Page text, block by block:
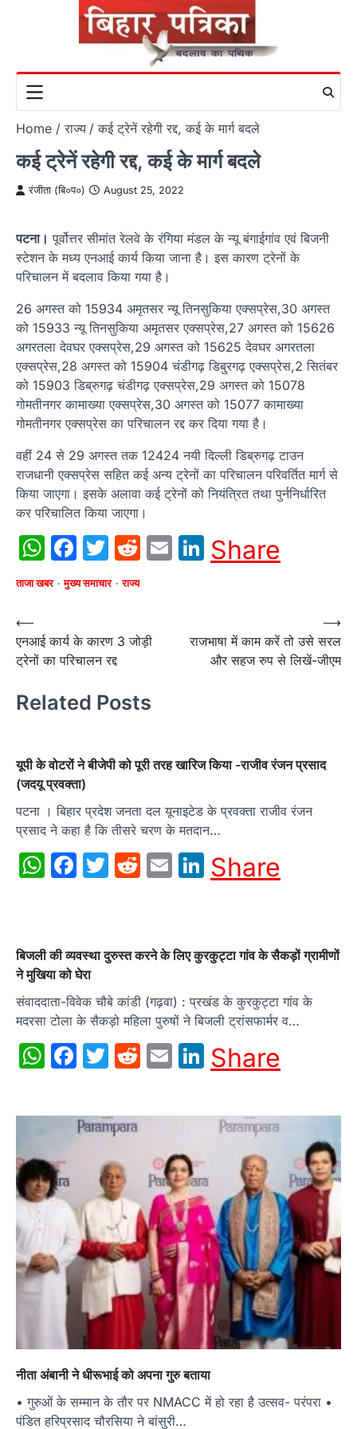
Home राज्य कई ट्रेनें रहेगी रद्द, कई के मार्ग बदले
कई ट्रेनें रहेगी रद्द, कई के मार्ग बदले
रंजीता (बि०प०) August 25, 2022
पटना। पूर्वोत्तर सीमांत रेलवे के रंगिया मंडल के न्यू बंगाईगांव एवं बिजनी
स्टेशन के मध्य एनआई कार्य किया जाना है। इस कारण ट्रेनों के
परिचालन में बदलाव किया गया है।
26 अगस्त को 15934 अमृतसर न्यू तिनसुकिया एक्सप्रेस,30 अगस्त
को 15933 न्यू तिनसुकिया अमृतसर एक्सप्रेस,27 अगस्त को 15626
अगरतला देवघर एक्सप्रेस,29 अगस्त को 15625 देवघर अगरतला
एक्सप्रेस,28 अगस्त को 15904 चंडीगढ़ डिबु्रगढ़ एक्सप्रेस,2 सितंबर
को 15903 डिब्रुगढ़ चंडीगढ़ एक्सप्रेस,29 अगस्त को 15078
गोमतीनगर कामाख्या एक्सप्रेस,30 अगस्त को 15077 कामाख्या
गोमतीनगर एक्सप्रेस का परिचालन रद्द कर दिया गया है।
वहीं 24 से 29 अगस्त तक 12424 नयी दिल्ली डिब्रुगढ़ टाउन
राजधानी एक्सप्रेस सहित कई अन्य ट्रेनों का परिचालन परिवर्तित मार्ग से
किया जाएगा। इसके अलावा कई ट्रेनों को नियंत्रित तथा पुर्ननिर्धारित
कर परिचालित किया जाएगा।
WhatsApp
Facebook
Twitter
Reddit
EmailLinkedIn
Share
ताजा खबर मुख्य समाचार राज्य
Post
navigation
⟵
एनआई कार्य के कारण 3 जोड़ी
ट्रेनों का परिचालन रद्द
राजभाषा में काम करें तो उसे सरल
और सहज रुप से लिखें-जीएम
⟶
Related Posts
यूपी के वोटरों ने बीजेपी को पूरी तरह खारिज किया -राजीव रंजन प्रसाद
(जदयू प्रवक्ता)
पटना । बिहार प्रदेश जनता दल यूनाइटेड के प्रवक्ता राजीव रंजन
प्रसाद ने कहा है कि तीसरे चरण के मतदान…
WhatsApp
Facebook
Twitter
Reddit
EmailLinkedIn
Share
बिजली की व्यवस्था दुरुस्त करने के लिए कुरकुट्टा गांव के सैकड़ों ग्रामीणों
ने मुखिया को घेरा
संवाददाता-विवेक चौबे कांडी (गढ़वा) : प्रखंड के कुरकुट्टा गांव के
मदरसा टोला के सैकड़ो महिला पुरुषों ने बिजली ट्रांसफार्मर व…
WhatsApp
Facebook
Twitter
Reddit
EmailLinkedIn
Share
नीता अंबानी ने धीरूभाई को अपना गुरु बताया
• गुरुओं के सम्मान के तौर पर NMACC में हो रहा है उत्सव- परंपरा •
पंडित हरिप्रसाद चौरसिया ने बांसुरी…